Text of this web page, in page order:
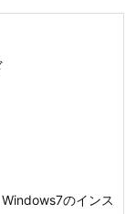
のインス